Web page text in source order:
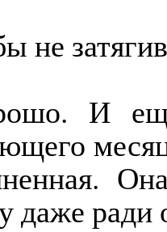
не
И
даже ради